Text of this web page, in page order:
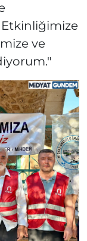
Etkinliğimize
ve